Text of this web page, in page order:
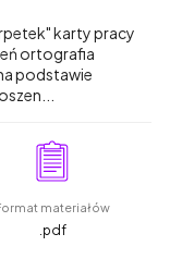
karty pracy
ortografia
podstawie
materiałów
.pdf